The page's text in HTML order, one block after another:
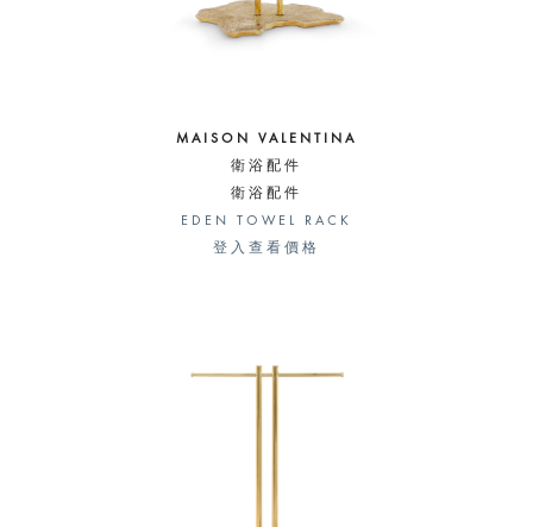
MAISON VALENTINA
衛浴配件
衛浴配件
EDEN TOWEL RACK
登入查看價格